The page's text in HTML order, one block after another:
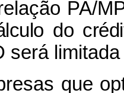
PA/
do
será
que